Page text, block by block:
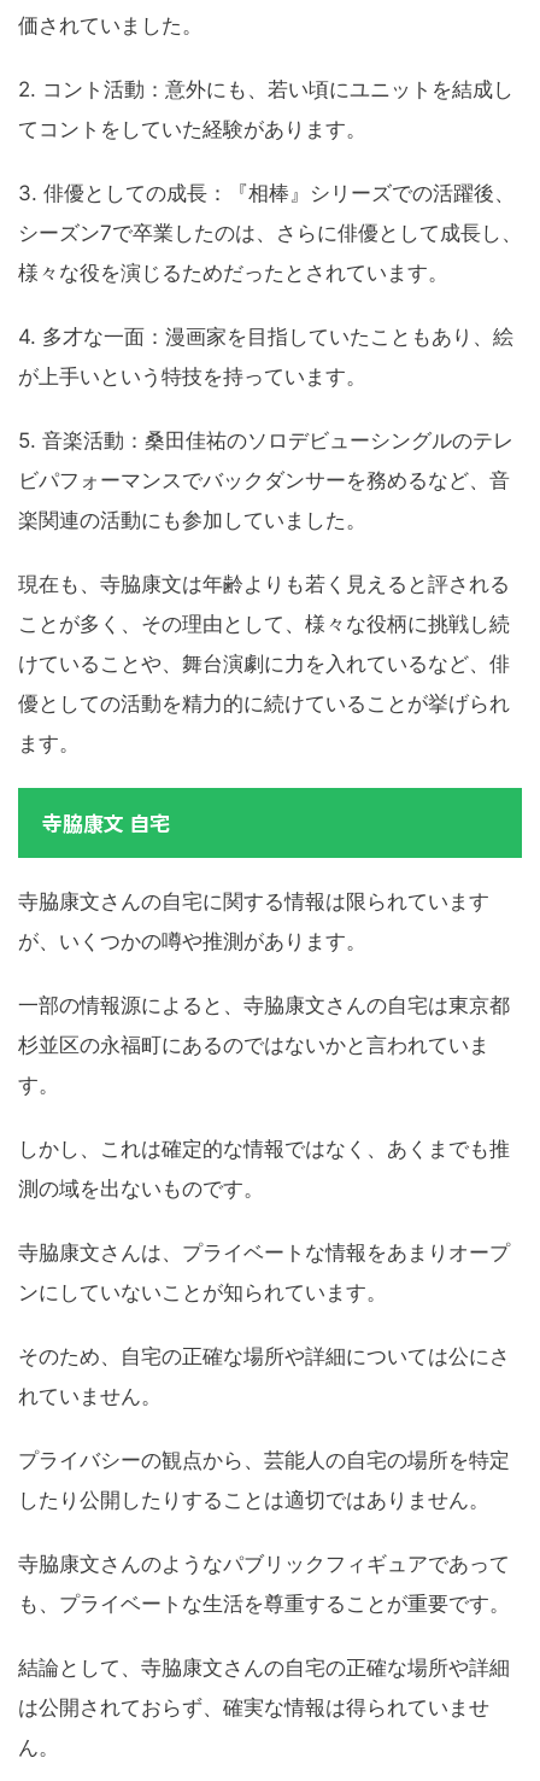
価されていました。
2. コント活動：意外にも、若い頃にユニットを結成し
てコントをしていた経験があります。
3. 俳優としての成長：『相棒』シリーズでの活躍後、
シーズン7で卒業したのは、さらに俳優として成長し、
様々な役を演じるためだったとされています。
4. 多才な一面：漫画家を目指していたこともあり、絵
が上手いという特技を持っています。
5. 音楽活動：桑田佳祐のソロデビューシングルのテレ
ビパフォーマンスでバックダンサーを務めるなど、音
楽関連の活動にも参加していました。
現在も、寺脇康文は年齢よりも若く見えると評される
ことが多く、その理由として、様々な役柄に挑戦し続
けていることや、舞台演劇に力を入れているなど、俳
優としての活動を精力的に続けていることが挙げられ
ます。
寺脇康文 自宅
寺脇康文さんの自宅に関する情報は限られています
が、いくつかの噂や推測があります。
一部の情報源によると、寺脇康文さんの自宅は東京都
杉並区の永福町にあるのではないかと言われていま
す。
しかし、これは確定的な情報ではなく、あくまでも推
測の域を出ないものです。
寺脇康文さんは、プライベートな情報をあまりオープ
ンにしていないことが知られています。
そのため、自宅の正確な場所や詳細については公にさ
れていません。
プライバシーの観点から、芸能人の自宅の場所を特定
したり公開したりすることは適切ではありません。
寺脇康文さんのようなパブリックフィギュアであって
も、プライベートな生活を尊重することが重要です。
結論として、寺脇康文さんの自宅の正確な場所や詳細
は公開されておらず、確実な情報は得られていませ
ん。